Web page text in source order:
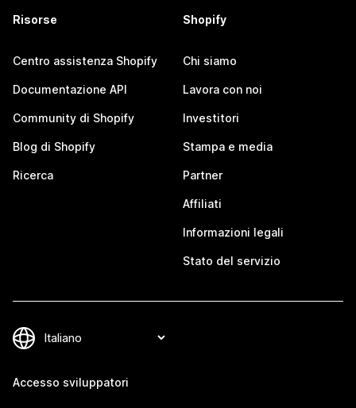
Risorse
Centro assistenza Shopify
Documentazione API
Community di Shopify
Blog di Shopify
Ricerca
Shopify
Chi siamo
Lavora con noi
Investitori
Stampa e media
Partner
Affiliati
Informazioni legali
Stato del servizio
Accesso sviluppatori